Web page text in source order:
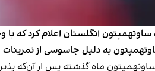
ساوتهمپتون انگلستان اعلام کرد که
به دلیل جاسوسی از